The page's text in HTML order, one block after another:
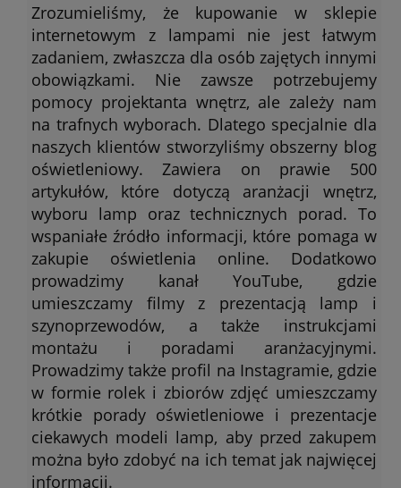
Zrozumieliśmy, że kupowanie w sklepie
internetowym z lampami nie jest łatwym
zadaniem, zwłaszcza dla osób zajętych innymi
obowiązkami. Nie zawsze potrzebujemy
pomocy projektanta wnętrz, ale zależy nam
na trafnych wyborach. Dlatego specjalnie dla
naszych klientów stworzyliśmy obszerny blog
oświetleniowy. Zawiera on prawie 500
artykułów, które dotyczą aranżacji wnętrz,
wyboru lamp oraz technicznych porad. To
wspaniałe źródło informacji, które pomaga w
zakupie oświetlenia online. Dodatkowo
prowadzimy kanał YouTube, gdzie
umieszczamy filmy z prezentacją lamp i
szynoprzewodów, a także instrukcjami
montażu i poradami aranżacyjnymi.
Prowadzimy także profil na Instagramie, gdzie
w formie rolek i zbiorów zdjęć umieszczamy
krótkie porady oświetleniowe i prezentacje
ciekawych modeli lamp, aby przed zakupem
można było zdobyć na ich temat jak najwięcej
informacji.